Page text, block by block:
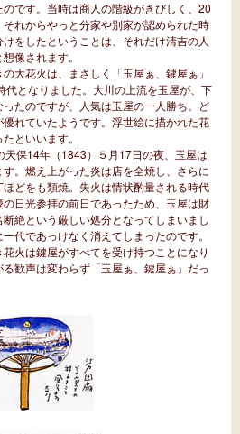
です。当時は商人の階級がきびしく、20
れからやっと分家や別家が認められた時
をしたということは、それだけ清吉の人
像されます。
大花火は、まさしく「玉屋ぁ、鍵屋ぁ」
代となりました。大川の上流を玉屋が、下
たのですが、人気は玉屋の一人勝ち。ど
れていたようです。浮世絵に描かれた花
といいます。
天保14年（1843）５月17日の夜、玉屋は
。燃え上がった炎は店を全焼し、さらに
どをも類焼。失火は情状酌量される時代
日光参拝の前日であったため、玉屋は財
絶という厳しい処分となってしまいまし
代であっけなく消えてしまったのです。
火は鍵屋がすべてを受け持つことになり
歓声は変わらず「玉屋ぁ、鍵屋ぁ」だっ